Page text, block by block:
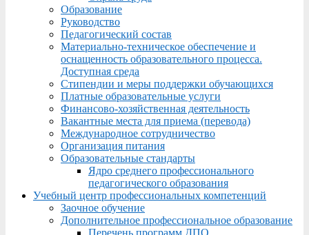
Образование
Руководство
Педагогический состав
Материально-техническое обеспечение и
оснащенность образовательного процесса.
Доступная среда
Стипендии и меры поддержки обучающихся
Платные образовательные услуги
Финансово-хозяйственная деятельность
Вакантные места для приема (перевода)
Международное сотрудничество
Организация питания
Образовательные стандарты
Ядро среднего профессионального
педагогического образования
Учебный центр профессиональных компетенций
Заочное обучение
Дополнительное профессиональное образование
Перечень программ ДПО